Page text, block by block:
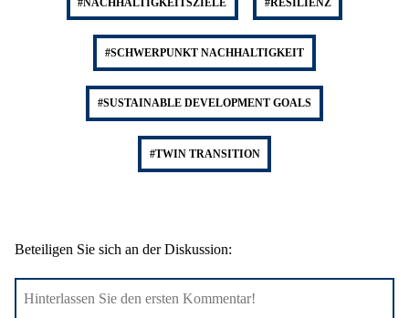
#SCHWERPUNKT NACHHALTIGKEIT
#SUSTAINABLE DEVELOPMENT GOALS
#TWIN TRANSITION
Beteiligen Sie sich an der Diskussion: